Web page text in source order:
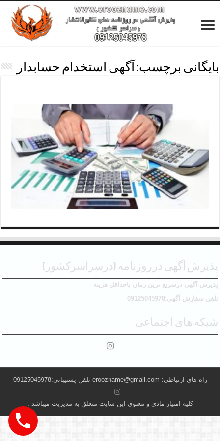
بایگانی برچسب: آگهی استخدام حسابدار
پذیرش آگهی درروزنامه (درسراسرکشور)
پذیرش آگهی درسریع ترین زمان باحداقل هزینه
تلفن سفارش آگهی:09125045978
شبکه های اجتماعی
راه های ارتباطی: eroozname@gmail.com تلفن پشتیبانی:09125045978
کلیه امتیاز مادی و معنوی این سایت متعلق به مدیریت میباشد .